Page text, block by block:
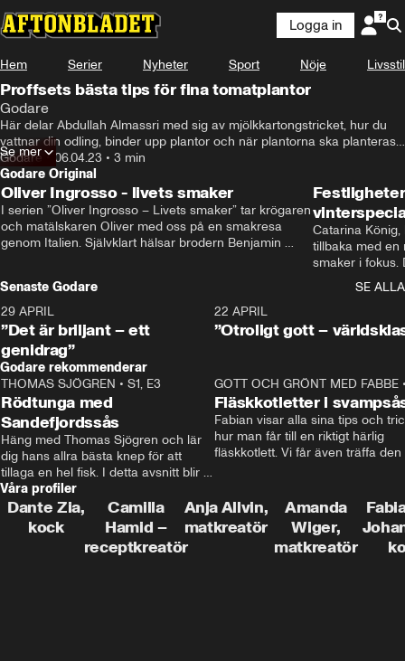
Logga in
Hem Serier Nyheter Sport Nöje Livsstil
Proffsets bästa tips för fina tomatplantor
Godare
Här delar Abdullah Almassri med sig av mjölkkartongstricket, hur du
vattnar din odling, binder upp plantor och när plantorna ska planteras
om.
Godare • 06.04.23 • 3 min
Se mer
Godare Original
Oliver Ingrosso - livets smaker
I serien ”Oliver Ingrosso – Livets smaker” tar krögaren
och matälskaren Oliver med oss på en smakresa
genom Italien. Självklart hälsar brodern Benjamin
Catarina
tillbaka med en
smaker i fokus.
julfavoriter
Senaste Godare
SE ALLA
29 APRIL
”Det är briljant – ett
genidrag”
22 APRIL
”Otroligt gott –
Godare rekommenderar
THOMAS SJÖGREN • S1, E3
Rödtunga med
Sandefjordssås
Häng med Thomas Sjögren och lär
dig hans allra bästa knep för att
tillaga en hel fisk. I detta avsnitt blir
de helstekt rödtunga med
sandefjordssås och en magisk sallad
på pepparrot och äpple.
GOTT OCH GRÖNT MED FABBE
Fläskkotletter i
Fabian visar alla sina tips och
hur man får till en riktigt härlig
fläskkotlett. Vi får även träffa den
grisbonde på Gotland.
Våra profiler
Dante Zia,
kock
Camilla
Hamid –
receptkreatör
Anja Allvin,
matkreatör
Amanda
Wiger,
matkreatör